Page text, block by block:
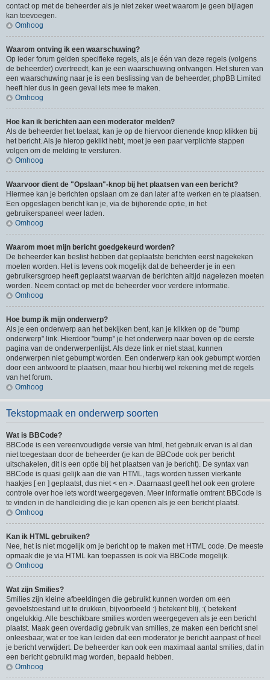
contact op met de beheerder als je niet zeker weet waarom je geen bijlagen
kan toevoegen.
Omhoog
Waarom ontving ik een waarschuwing?
Op ieder forum gelden specifieke regels, als je één van deze regels (volgens
de beheerder) overtreedt, kan je een waarschuwing ontvangen. Het sturen van
een waarschuwing naar je is een beslissing van de beheerder, phpBB Limited
heeft hier dus in geen geval iets mee te maken.
Omhoog
Hoe kan ik berichten aan een moderator melden?
Als de beheerder het toelaat, kan je op de hiervoor dienende knop klikken bij
het bericht. Als je hierop geklikt hebt, moet je een paar verplichte stappen
volgen om de melding te versturen.
Omhoog
Waarvoor dient de "Opslaan"-knop bij het plaatsen van een bericht?
Hiermee kan je berichten opslaan om ze dan later af te werken en te plaatsen.
Een opgeslagen bericht kan je, via de bijhorende optie, in het
gebruikerspaneel weer laden.
Omhoog
Waarom moet mijn bericht goedgekeurd worden?
De beheerder kan beslist hebben dat geplaatste berichten eerst nagekeken
moeten worden. Het is tevens ook mogelijk dat de beheerder je in een
gebruikersgroep heeft geplaatst waarvan de berichten altijd nagelezen moeten
worden. Neem contact op met de beheerder voor verdere informatie.
Omhoog
Hoe bump ik mijn onderwerp?
Als je een onderwerp aan het bekijken bent, kan je klikken op de "bump
onderwerp" link. Hierdoor "bump" je het onderwerp naar boven op de eerste
pagina van de onderwerpenlijst. Als deze link er niet staat, kunnen
onderwerpen niet gebumpt worden. Een onderwerp kan ook gebumpt worden
door een antwoord te plaatsen, maar hou hierbij wel rekening met de regels
van het forum.
Omhoog
Tekstopmaak en onderwerp soorten
Wat is BBCode?
BBCode is een vereenvoudigde versie van html, het gebruik ervan is al dan
niet toegestaan door de beheerder (je kan de BBCode ook per bericht
uitschakelen, dit is een optie bij het plaatsen van je bericht). De syntax van
BBCode is quasi gelijk aan die van HTML, tags worden tussen vierkante
haakjes [ en ] geplaatst, dus niet < en >. Daarnaast geeft het ook een grotere
controle over hoe iets wordt weergegeven. Meer informatie omtrent BBCode is
te vinden in de handleiding die je kan openen als je een bericht plaatst.
Omhoog
Kan ik HTML gebruiken?
Nee, het is niet mogelijk om je bericht op te maken met HTML code. De meeste
opmaak die je via HTML kan toepassen is ook via BBCode mogelijk.
Omhoog
Wat zijn Smilies?
Smilies zijn kleine afbeeldingen die gebruikt kunnen worden om een
gevoelstoestand uit te drukken, bijvoorbeeld :) betekent blij, :( betekent
ongelukkig. Alle beschikbare smilies worden weergegeven als je een bericht
plaatst. Maak geen overdadig gebruik van smilies, ze maken een bericht snel
onleesbaar, wat er toe kan leiden dat een moderator je bericht aanpast of heel
je bericht verwijdert. De beheerder kan ook een maximaal aantal smilies, dat in
een bericht gebruikt mag worden, bepaald hebben.
Omhoog